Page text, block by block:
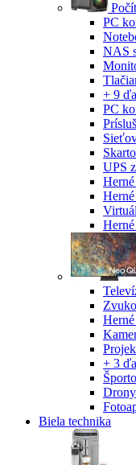
PC
NAS
+ 9
PC
UPS
+ 3
Drony
Biela technika